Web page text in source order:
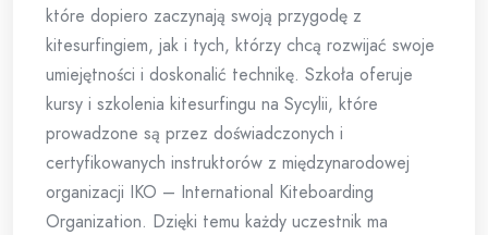
które dopiero zaczynają swoją przygodę z
kitesurfingiem, jak i tych, którzy chcą rozwijać swoje
umiejętności i doskonalić technikę. Szkoła oferuje
kursy i szkolenia kitesurfingu na Sycylii, które
prowadzone są przez doświadczonych i
certyfikowanych instruktorów z międzynarodowej
organizacji IKO – International Kiteboarding
Organization. Dzięki temu każdy uczestnik ma